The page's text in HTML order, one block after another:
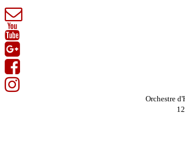
Orchestre